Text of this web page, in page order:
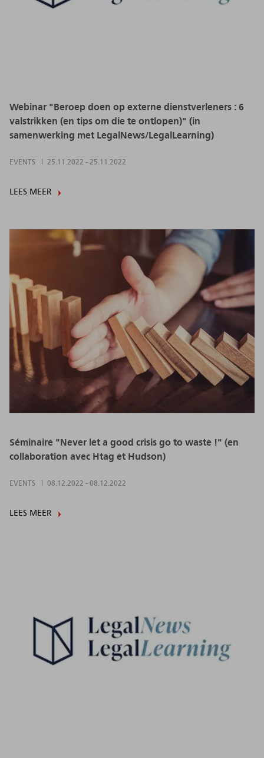
Webinar "Beroep doen op externe dienstverleners : 6
valstrikken (en tips om die te ontlopen)" (in
samenwerking met LegalNews/LegalLearning)
EVENTS 25.11.2022 - 25.11.2022
LEES MEER
Séminaire "Never let a good crisis go to waste !" (en
collaboration avec Htag et Hudson)
EVENTS 08.12.2022 - 08.12.2022
LEES MEER